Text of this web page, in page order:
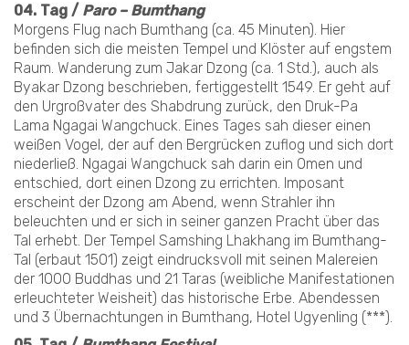
04. Tag / Paro – Bumthang
Morgens Flug nach Bumthang (ca. 45 Minuten). Hier
befinden sich die meisten Tempel und Klöster auf engstem
Raum. Wanderung zum Jakar Dzong (ca. 1 Std.), auch als
Byakar Dzong beschrieben, fertiggestellt 1549. Er geht auf
den Urgroßvater des Shabdrung zurück, den Druk-Pa
Lama Ngagai Wangchuck. Eines Tages sah dieser einen
weißen Vogel, der auf den Bergrücken zuflog und sich dort
niederließ. Ngagai Wangchuck sah darin ein Omen und
entschied, dort einen Dzong zu errichten. Imposant
erscheint der Dzong am Abend, wenn Strahler ihn
beleuchten und er sich in seiner ganzen Pracht über das
Tal erhebt. Der Tempel Samshing Lhakhang im Bumthang-
Tal (erbaut 1501) zeigt eindrucksvoll mit seinen Malereien
der 1000 Buddhas und 21 Taras (weibliche Manifestationen
erleuchteter Weisheit) das historische Erbe. Abendessen
und 3 Übernachtungen in Bumthang, Hotel Ugyenling (***).